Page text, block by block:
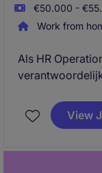
€50.000 -
Work from
Als HR
lifecycle,
medewerkers,
View